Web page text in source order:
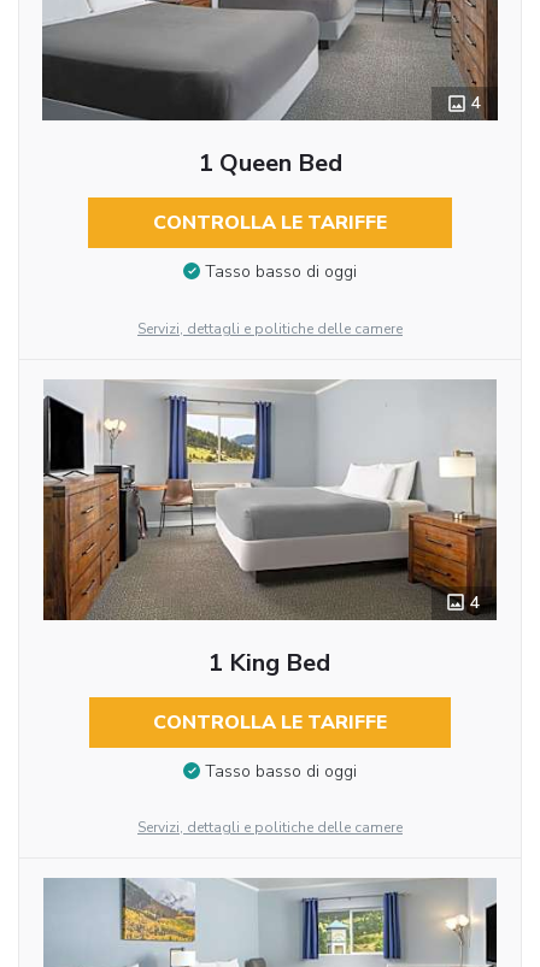
4
1 Queen Bed
CONTROLLA LE TARIFFE
Tasso basso di oggi
Servizi, dettagli e politiche delle camere
4
1 King Bed
CONTROLLA LE TARIFFE
Tasso basso di oggi
Servizi, dettagli e politiche delle camere